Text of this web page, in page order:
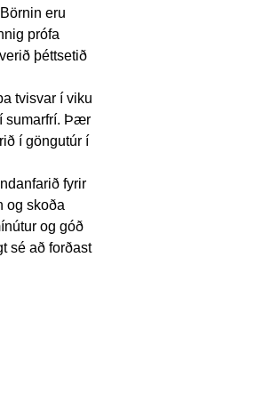
eru
prófa
þéttsetið
tvisvar í viku
sumarfrí. Þær
í göngutúr í
fyrir
og skoða
og góð
sé að forðast